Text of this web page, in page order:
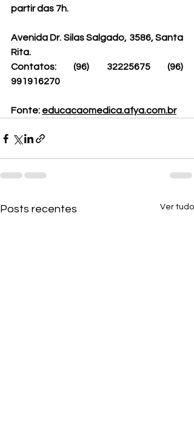
partir das 7h.
Avenida Dr. Silas Salgado, 3586, Santa
Rita.
Contatos: (96) 32225675 (96)
991916270
Fonte: educacaomedica.afya.com.br
Posts recentes Ver tudo